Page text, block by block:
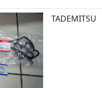
TADEMITSU